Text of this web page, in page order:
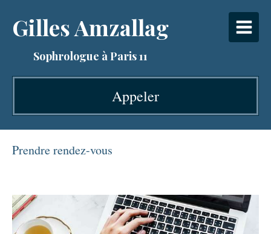
Gilles Amzallag
Sophrologue à Paris 11
Appeler
Prendre rendez-vous